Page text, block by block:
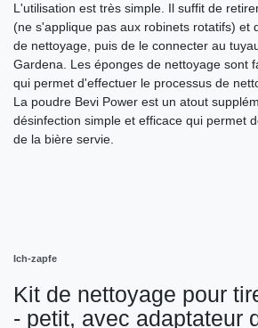
L'utilisation est très simple. Il suffit de
(ne s'applique pas aux robinets rotatifs) et
de nettoyage, puis de le connecter au
Gardena. Les éponges de nettoyage sont
qui permet d'effectuer le processus de
La poudre Bevi Power est un atout
désinfection simple et efficace qui permet
de la bière servie.
Ich-zapfe
Kit de nettoyage pour
- petit, avec adaptateur